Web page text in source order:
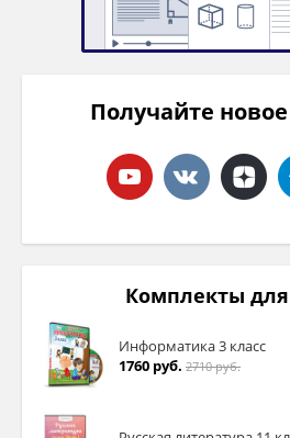
Получайте
Комплекты
Информатика 3 класс
1760 руб. 2710 руб.